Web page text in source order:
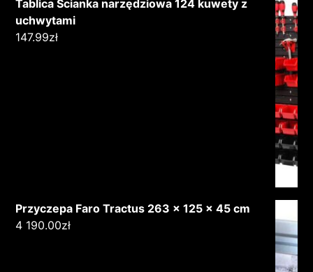
Tablica Ścianka narzędziowa 124 kuwety z
uchwytami
147.99zł
Przyczepa Faro Tractus 263 x 125 x 45 cm
4 190.00zł